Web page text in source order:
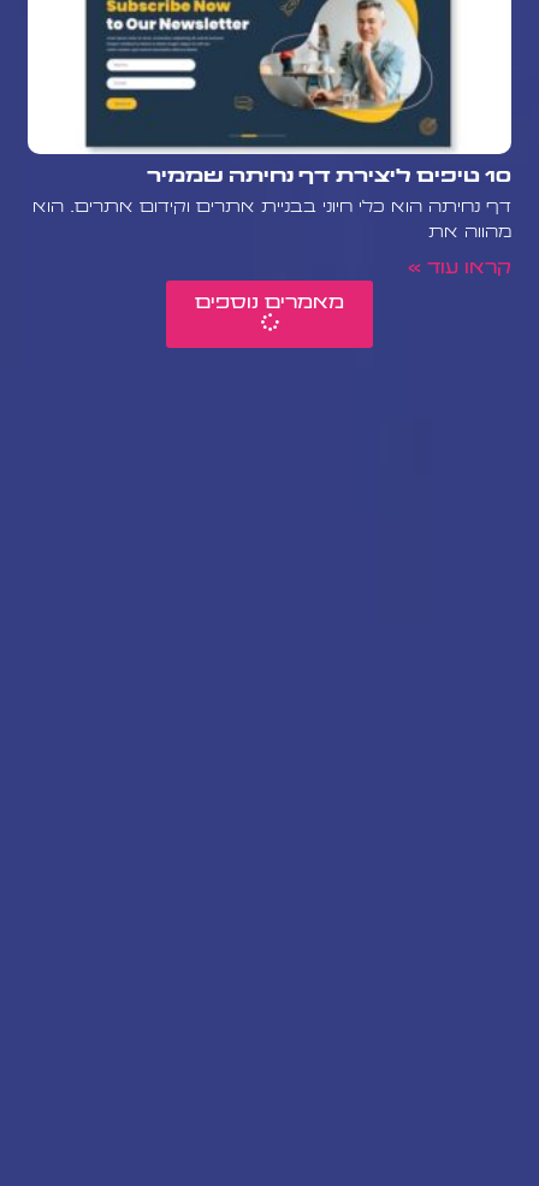
10 טיפים ליצירת דף נחיתה שממיר
דף נחיתה הוא כלי חיוני בבניית אתרים וקידום אתרים. הוא
מהווה את
קראו עוד »
מאמרים נוספים